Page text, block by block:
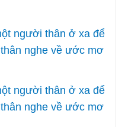
người thân ở xa để
nghe về ước mơ
người thân ở xa để
nghe về ước mơ